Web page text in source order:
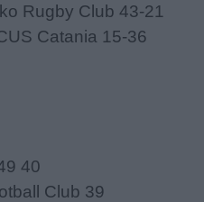
Rugby Club 43-21
Catania 15-36
40
Club 39